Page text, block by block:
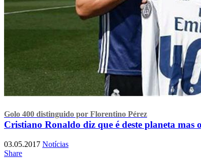
Golo 400 distinguido por Florentino Pérez
Cristiano Ronaldo diz que é deste planeta mas
03.05.2017 Notícias
Share